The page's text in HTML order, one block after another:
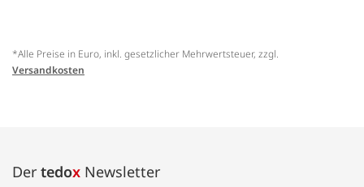
*Alle Preise in Euro, inkl. gesetzlicher Mehrwertsteuer, zzgl.
Versandkosten
Der tedox Newsletter